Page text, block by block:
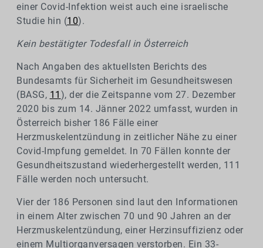
einer Covid-Infektion weist auch eine israelische
Studie hin (10).
Kein bestätigter Todesfall in Österreich
Nach Angaben des aktuellsten Berichts des
Bundesamts für Sicherheit im Gesundheitswesen
(BASG, 11 ), der die Zeitspanne vom 27. Dezember
2020 bis zum 14. Jänner 2022 umfasst, wurden in
Österreich bisher 186 Fälle einer
Herzmuskelentzündung in zeitlicher Nähe zu einer
Covid-Impfung gemeldet. In 70 Fällen konnte der
Gesundheitszustand wiederhergestellt werden, 111
Fälle werden noch untersucht.
Vier der 186 Personen sind laut den Informationen
in einem Alter zwischen 70 und 90 Jahren an der
Herzmuskelentzündung, einer Herzinsuffizienz oder
einem Multiorganversagen verstorben. Ein 33-